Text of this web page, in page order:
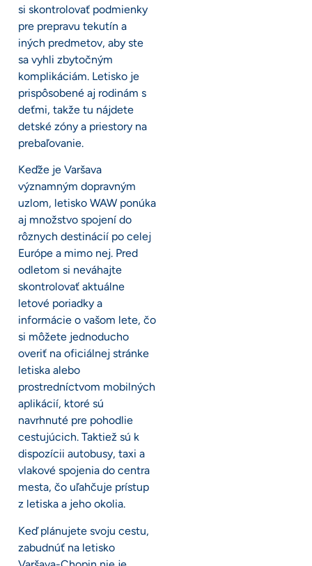
si skontrolovať podmienky
pre prepravu tekutín a
iných predmetov, aby ste
sa vyhli zbytočným
komplikáciám. Letisko je
prispôsobené aj rodinám s
deťmi, takže tu nájdete
detské zóny a priestory na
prebaľovanie.
Keďže je Varšava
významným dopravným
uzlom, letisko WAW ponúka
aj množstvo spojení do
rôznych destinácií po celej
Európe a mimo nej. Pred
odletom si neváhajte
skontrolovať aktuálne
letové poriadky a
informácie o vašom lete, čo
si môžete jednoducho
overiť na oficiálnej stránke
letiska alebo
prostredníctvom mobilných
aplikácií, ktoré sú
navrhnuté pre pohodlie
cestujúcich. Taktiež sú k
dispozícii autobusy, taxi a
vlakové spojenia do centra
mesta, čo uľahčuje prístup
z letiska a jeho okolia.
Keď plánujete svoju cestu,
zabudnúť na letisko